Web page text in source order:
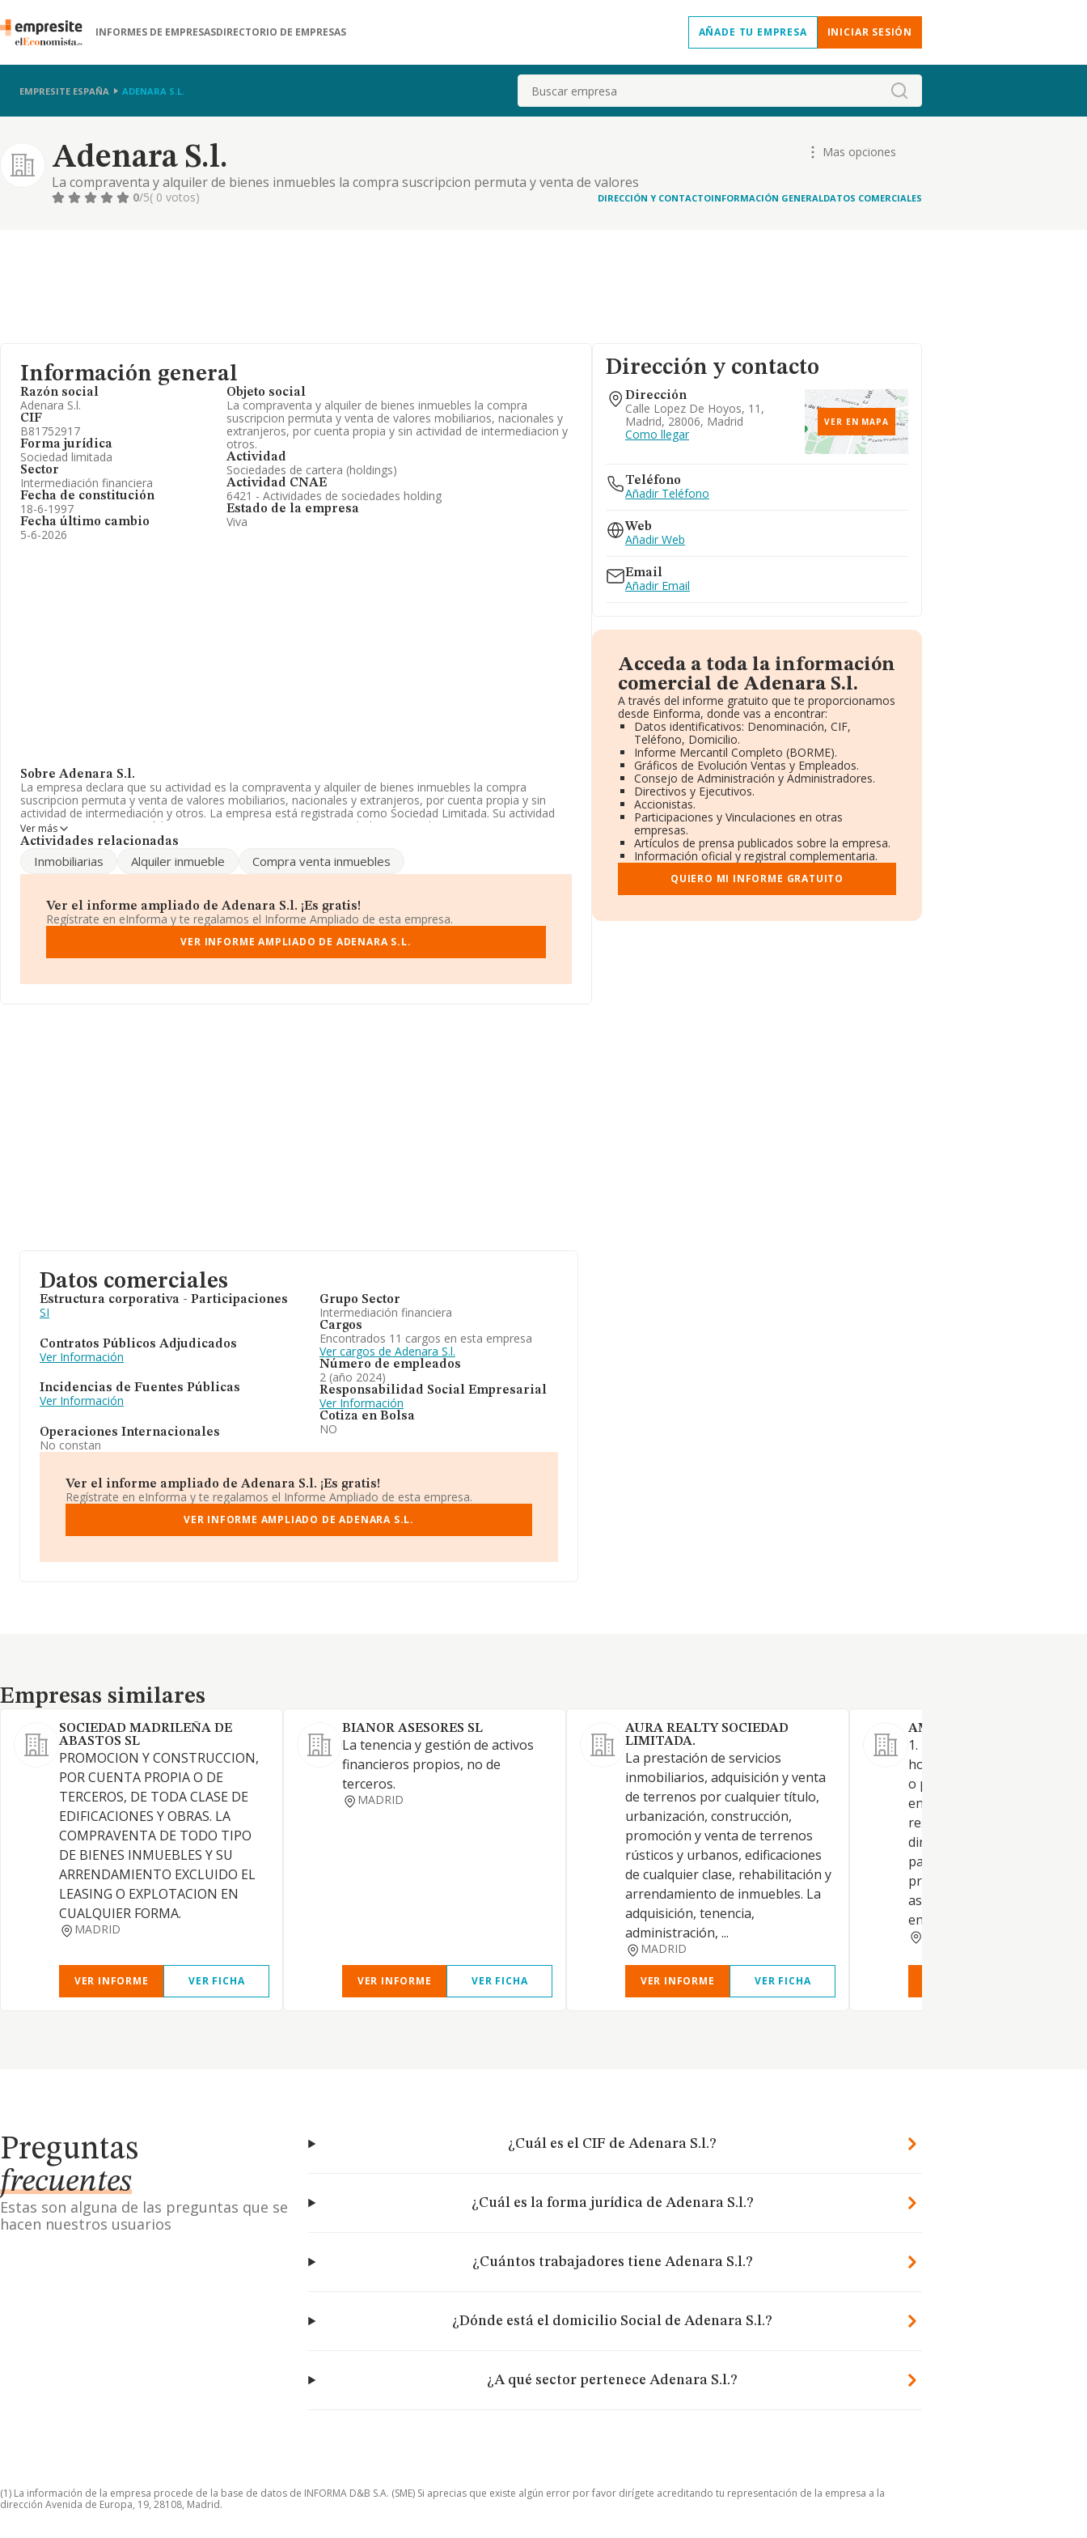
INFORMES DE EMPRESASDIRECTORIO DE EMPRESAS AÑADE TU EMPRESA INICIAR SESIÓN
EMPRESITE ESPAÑA ADENARA S.L. Buscar
Adenara S.l.
La compraventa y alquiler de bienes inmuebles la compra suscripcion permuta y venta de valores
mobiliarios, nacionales y extranjeros, por cuenta propia y sin actividad de intermediacion y otros.
Mas opciones
0/5( 0 votos) DIRECCIÓN Y CONTACTOINFORMACIÓN GENERALDATOS COMERCIALES
Información general
Razón social
Adenara S.l.
CIF
B81752917
Forma jurídica
Sociedad limitada
Sector
Intermediación financiera
Fecha de constitución
18-6-1997
Fecha último cambio
5-6-2026
Objeto social
La compraventa y alquiler de bienes inmuebles la compra
suscripcion permuta y venta de valores mobiliarios, nacionales y
extranjeros, por cuenta propia y sin actividad de intermediacion y
otros.
Actividad
Sociedades de cartera (holdings)
Actividad CNAE
6421 - Actividades de sociedades holding
Estado de la empresa
Viva
Sobre Adenara S.l.
La empresa declara que su actividad es la compraventa y alquiler de bienes inmuebles la compra
suscripcion permuta y venta de valores mobiliarios, nacionales y extranjeros, por cuenta propia y sin
actividad de intermediación y otros. La empresa está registrada como Sociedad Limitada. Su actividad
CNAE es '%cnae%' con código 6421. La empresa no tiene actividad en mercados exteriores.
con un número de empleados inferior a la media de sector.
Madrid, Madrid.
En relación con el sector y disponiendo de los datos de hasta 45.306 empresas, a nivel nacional la
facturación asciende a 71.120 millones de euros y en 2024 la media de facturación de ventas entre todas
las compañías alcanza los 1 millón de euros. Respecto a la información de la provincia (hablamos de
millones de euros. Por último, con el fin de ampliar la información relativa al ámbito de la empresa, la
Ver más
Actividades relacionadas
Inmobiliarias Alquiler inmueble Compra venta inmuebles
Ver el informe ampliado de Adenara S.l. ¡Es gratis!
Regístrate en eInforma y te regalamos el Informe Ampliado de esta empresa.
VER INFORME AMPLIADO DE ADENARA S.L.
Dirección y contacto
Dirección
Calle Lopez De Hoyos, 11,
Madrid, 28006, Madrid
Como llegar
VER EN MAPA
Teléfono
Añadir Teléfono
Web
Añadir Web
Email
Añadir Email
Acceda a toda la información
comercial de Adenara S.l.
A través del informe gratuito que te proporcionamos
desde Einforma, donde vas a encontrar:
Datos identificativos: Denominación, CIF,
Teléfono, Domicilio.
Informe Mercantil Completo (BORME).
Gráficos de Evolución Ventas y Empleados.
Consejo de Administración y Administradores.
Directivos y Ejecutivos.
Accionistas.
Participaciones y Vinculaciones en otras
empresas.
Artículos de prensa publicados sobre la empresa.
Información oficial y registral complementaria.
QUIERO MI INFORME GRATUITO
Datos comerciales
Estructura corporativa - Participaciones
SI
Contratos Públicos Adjudicados
Ver Información
Incidencias de Fuentes Públicas
Ver Información
Operaciones Internacionales
No constan
Grupo Sector
Intermediación financiera
Cargos
Encontrados 11 cargos en esta empresa
Ver cargos de Adenara S.l.
Número de empleados
2 (año 2024)
Responsabilidad Social Empresarial
Ver Información
Cotiza en Bolsa
NO
Ver el informe ampliado de Adenara S.l. ¡Es gratis!
Regístrate en eInforma y te regalamos el Informe Ampliado de esta empresa.
VER INFORME AMPLIADO DE ADENARA S.L.
Empresas similares
Empresas similares
SOCIEDAD MADRILEÑA DE
ABASTOS SL
PROMOCION Y CONSTRUCCION,
POR CUENTA PROPIA O DE
TERCEROS, DE TODA CLASE DE
EDIFICACIONES Y OBRAS. LA
COMPRAVENTA DE TODO TIPO
DE BIENES INMUEBLES Y SU
ARRENDAMIENTO EXCLUIDO EL
LEASING O EXPLOTACION EN
CUALQUIER FORMA.
MADRID
VER INFORME VER FICHA
BIANOR ASESORES SL
La tenencia y gestión de activos
financieros propios, no de
terceros.
MADRID
VER INFORME VER FICHA
AURA REALTY SOCIEDAD
LIMITADA.
La prestación de servicios
inmobiliarios, adquisición y venta
de terrenos por cualquier título,
urbanización, construcción,
promoción y venta de terrenos
rústicos y urbanos, edificaciones
de cualquier clase, rehabilitación y
arrendamiento de inmuebles. La
adquisición, tenencia,
administración, ...
MADRID
VER INFORME VER FICHA
AMBAR OCEAN SL.
1. La actuación como
holding mediante la
o participación en el capital
entidades residentes y no
residentes en territorio
dirigiendo y gestionando
participaciones así como la
prestación de servicios de
asesoramiento y apoyo a las
entidades participadas...
Preguntas
frecuentes
Estas son alguna de las preguntas que se
hacen nuestros usuarios
¿Cuál es el CIF de Adenara S.l.?
¿Cuál es la forma jurídica de Adenara S.l.?
¿Cuántos trabajadores tiene Adenara S.l.?
¿Dónde está el domicilio Social de Adenara S.l.?
¿A qué sector pertenece Adenara S.l.?
(1) La información de la empresa procede de la base de datos de INFORMA D&B S.A. (SME) Si aprecias que existe algún error por favor dirígete acreditando tu representación de la empresa a la
dirección Avenida de Europa, 19, 28108, Madrid.